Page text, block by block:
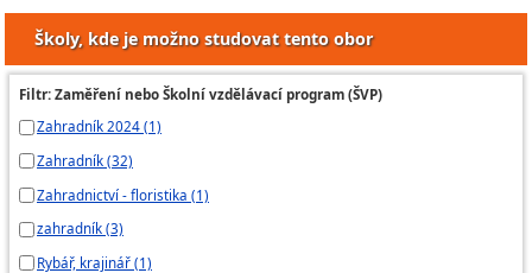
Školkař
Vinohradník a vinař
Zahradník
Školy, kde je možno studovat tento obor
Filtr: Zaměření nebo Školní vzdělávací program (ŠVP)
Zahradník 2024 (1)
Zahradník (32)
Zahradnictví - floristika (1)
zahradník (3)
Rybář, krajinář (1)